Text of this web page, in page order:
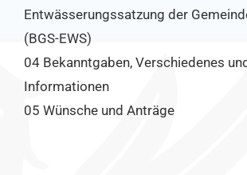
Entwässerungssatzung der
(BGS-EWS)
04 Bekanntgaben, Verschiedenes und
Informationen
05 Wünsche und Anträge